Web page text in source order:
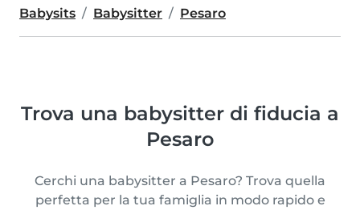
Babysits Babysitter Pesaro
Trova una babysitter di fiducia a
Pesaro
Cerchi una babysitter a Pesaro? Trova quella
perfetta per la tua famiglia in modo rapido e